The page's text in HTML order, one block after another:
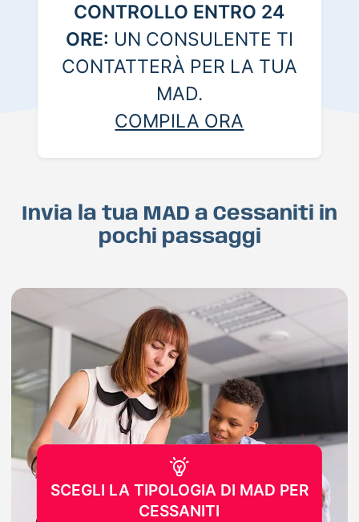
CONTROLLO ENTRO 24
ORE: UN CONSULENTE TI
CONTATTERÀ PER LA TUA
MAD.
COMPILA ORA
Invia la tua MAD a Cessaniti in
pochi passaggi
SCEGLI LA TIPOLOGIA DI MAD PER
CESSANITI